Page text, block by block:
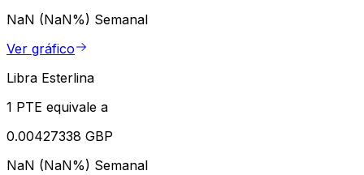
NaN (NaN%) Semanal
Ver gráfico
Libra Esterlina
1 PTE equivale a
0.00427338 GBP
NaN (NaN%) Semanal